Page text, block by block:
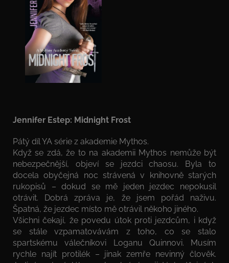
Jennifer Estep: Midnight Frost
Pátý díl YA série z akademie Mythos.
Když se zdá, že to na akademii Mythos nemůže být
nebezpečnější, objeví se jezdci chaosu. Byla to
docela obyčejná noc strávená v knihovně starých
rukopisů – dokud se mě jeden jezdec nepokusil
otrávit. Dobrá zpráva je, že jsem pořád naživu.
Špatná, že jezdec místo mě otrávil někoho jiného.
Všichni čekají, že povedu útok proti jezdcům, i když
se stále vzpamatovávám z toho, co se stalo
spartskému válečníkovi Loganu Quinnovi. Musím
rychle najít protilék – jinak zemře nevinný člověk.